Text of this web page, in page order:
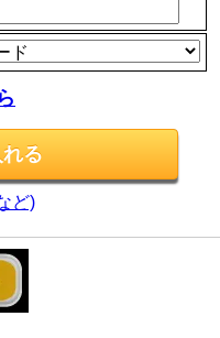
ど)